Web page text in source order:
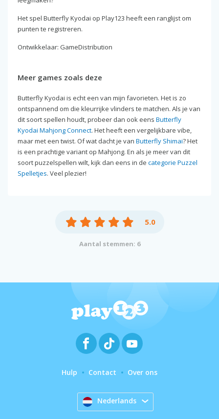
Het spel Butterfly Kyodai op Play123 heeft een ranglijst om
punten te registreren.
Ontwikkelaar: GameDistribution
Meer games zoals deze
Butterfly Kyodai is echt een van mijn favorieten. Het is zo
ontspannend om die kleurrijke vlinders te matchen. Als je van
dit soort spellen houdt, probeer dan ook eens Butterfly
Kyodai Mahjong Connect. Het heeft een vergelijkbare vibe,
maar met een twist. Of wat dacht je van Butterfly Shimai? Het
is een prachtige variant op Mahjong. En als je meer van dit
soort puzzelspellen wilt, kijk dan eens in de categorie Puzzel
Spelletjes. Veel plezier!
5.0
Aantal stemmen: 6
Hulp Contact Over ons
Nederlands